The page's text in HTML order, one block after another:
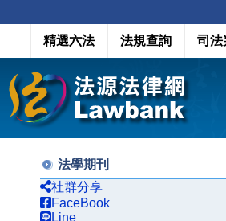
精選六法 法規查詢 司法
法學期刊
社群分享
FaceBook
Line